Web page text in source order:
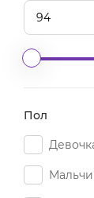
Рисование
Пол